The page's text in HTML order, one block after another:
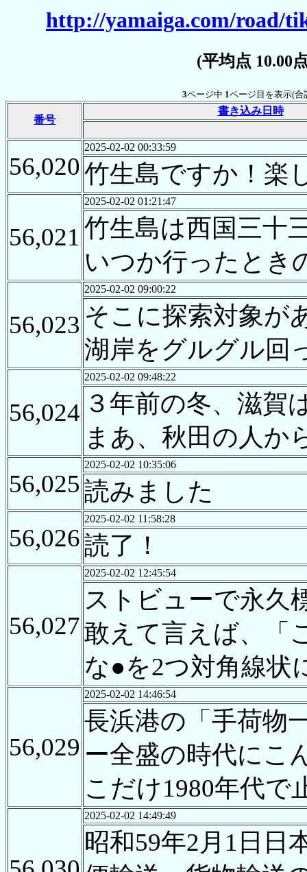
http://yamaiga.com/road/
(平均点
3ページ中 1ページ目を表示(合
番号
書き込み日時
56,020
2025-02-02 00:33:59
竹生島ですか！楽
56,021
2025-02-02 01:21:47
竹生島は西国三十
いつか行ったとき
56,023
2025-02-02 09:00:22
そこに探索対象が
湖岸をグルグル回
56,024
2025-02-02 09:48:22
３年前の冬、滋賀
まあ、秋田の人か
56,025
2025-02-02 10:35:06
読みました
56,026
2025-02-02 11:58:28
読了！
56,027
2025-02-02 12:45:54
ストビューで永久
敢えて言えば、「
な●を2つ対角線状
56,029
2025-02-02 14:46:54
長浜港の「手荷物
ー全盛の時代にこ
こだけ1980年代で
2025-02-02 14:49:49
昭和59年2月1日日